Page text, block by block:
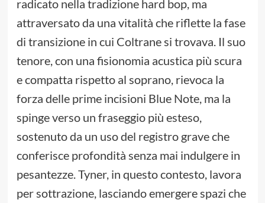
radicato nella tradizione hard bop, ma
attraversato da una vitalità che riflette la fase
di transizione in cui Coltrane si trovava. Il suo
tenore, con una fisionomia acustica più scura
e compatta rispetto al soprano, rievoca la
forza delle prime incisioni Blue Note, ma la
spinge verso un fraseggio più esteso,
sostenuto da un uso del registro grave che
conferisce profondità senza mai indulgere in
pesantezze. Tyner, in questo contesto, lavora
per sottrazione, lasciando emergere spazi che